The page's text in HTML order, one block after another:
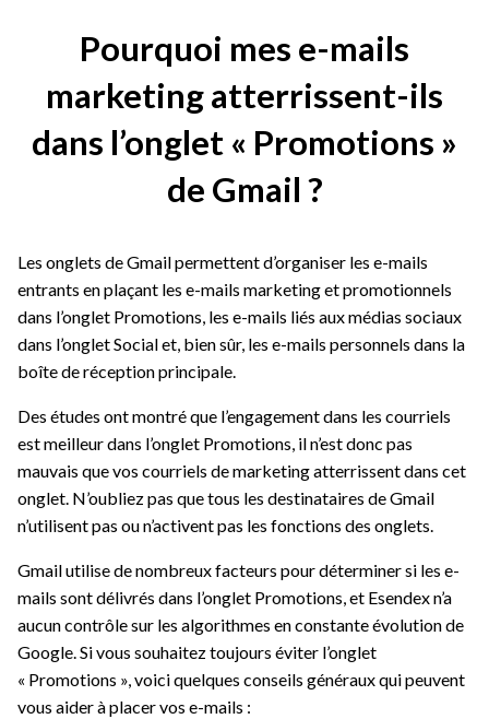
Pourquoi mes e-mails
marketing atterrissent-ils
dans l’onglet « Promotions »
de Gmail ?
Les onglets de Gmail permettent d’organiser les e-mails
entrants en plaçant les e-mails marketing et promotionnels
dans l’onglet Promotions, les e-mails liés aux médias sociaux
dans l’onglet Social et, bien sûr, les e-mails personnels dans la
boîte de réception principale.
Des études ont montré que l’engagement dans les courriels
est meilleur dans l’onglet Promotions, il n’est donc pas
mauvais que vos courriels de marketing atterrissent dans cet
onglet. N’oubliez pas que tous les destinataires de Gmail
n’utilisent pas ou n’activent pas les fonctions des onglets.
Gmail utilise de nombreux facteurs pour déterminer si les e-
mails sont délivrés dans l’onglet Promotions, et Esendex n’a
aucun contrôle sur les algorithmes en constante évolution de
Google. Si vous souhaitez toujours éviter l’onglet
« Promotions », voici quelques conseils généraux qui peuvent
vous aider à placer vos e-mails :